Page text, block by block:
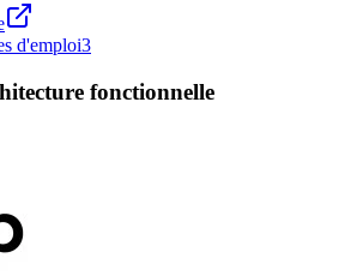
d'emploi3
fonctionnelle